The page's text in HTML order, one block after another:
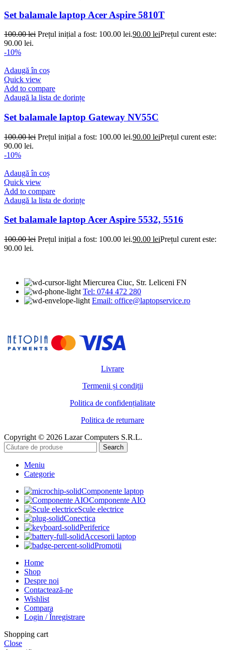
Set balamale laptop Acer Aspire 5810T
100.00lei Prețul inițial a fost: 100.00 lei.90.00 leiPrețul curent este:
90.00 lei.
-10%
Adaugă în coș
Quick view
Add to compare
Adaugă la lista de dorințe
Set balamale laptop Gateway NV55C
100.00lei Prețul inițial a fost: 100.00 lei.90.00 leiPrețul curent este:
90.00 lei.
-10%
Adaugă în coș
Quick view
Add to compare
Adaugă la lista de dorințe
Set balamale laptop Acer Aspire 5532, 5516
100.00lei Prețul inițial a fost: 100.00 lei.90.00 leiPrețul curent este:
90.00 lei.
Miercurea Ciuc, Str. Leliceni FN
Tel: 0744 472 280
Email: office@laptopservice.ro
Livrare
Termenii și condiții
Politica de confidențialitate
Politica de returnare
Copyright © 2026 Lazar Computers S.R.L.
Search
Meniu
Categorie
Componente laptop
Componente AIO
Scule electrice
Conectica
Periferice
Accesorii laptop
Promotii
Home
Shop
Despre noi
Contactează-ne
Wishlist
Compara
Login / Înregistrare
Shopping cart
Close